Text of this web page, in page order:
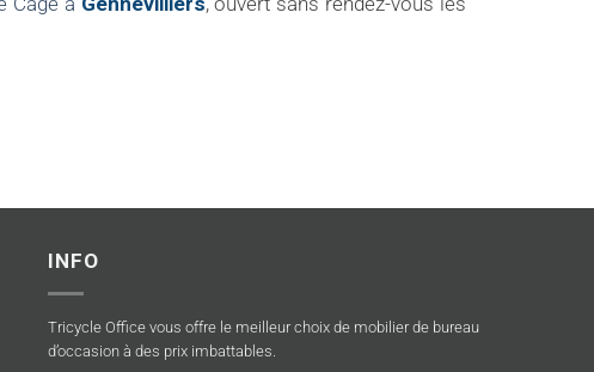
INFO
Tricycle Office vous offre le meilleur choix de mobilier de bureau
d’occasion à des prix imbattables.